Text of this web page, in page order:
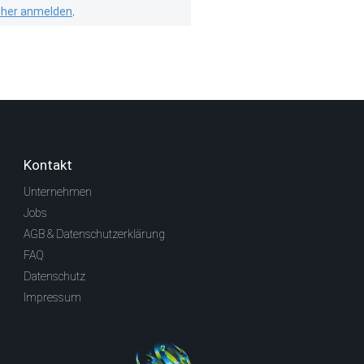
anmelden
Kontakt
Unternehmen
Jobs
AGB & Datenschutzerklärung
FAQ
Datenschutz
Impressum